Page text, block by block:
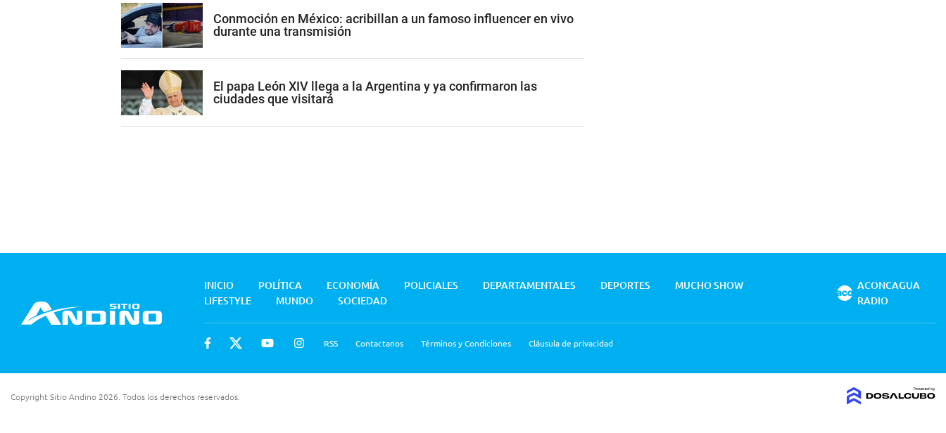
Conmoción en México: acribillan a un famoso influencer en vivo
durante una transmisión
El papa León XIV llega a la Argentina y ya confirmaron las
ciudades que visitará
INICIO POLÍTICA ECONOMÍA POLICIALES DEPARTAMENTALES DEPORTES
MUCHO SHOW
LIFESTYLE
MUNDO SOCIEDAD
RSS Contactanos Términos y Condiciones Cláusula de privacidad
ACONCAGUA
RADIO
Copyright Sitio Andino 2026. Todos los derechos reservados.